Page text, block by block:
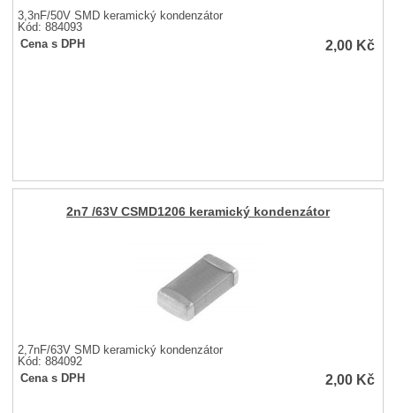
3,3nF/50V SMD keramický kondenzátor
Kód: 884093
Cena s DPH
2,00 Kč
2n7 /63V CSMD1206 keramický kondenzátor
2,7nF/63V SMD keramický kondenzátor
Kód: 884092
Cena s DPH
2,00 Kč